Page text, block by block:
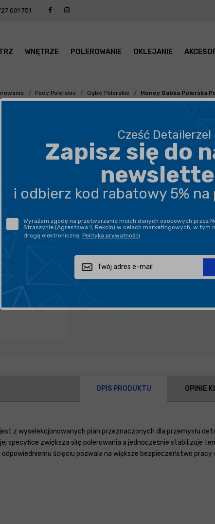
001 751
WNĘTRZE POLEROWANIE OKLEJANIE
Pady Polerskie Gąbki Polerskie Honey Gabka Polerska
BEZPIECZNA WYSYŁKA
DARMOWA DOSTAWA OD 199,90 ZŁ
PROFESJONALNE DORADZTWO
Zapytaj o produkt
OPIS PRODUKTU OPINIE
z wyselekcjonowanych pian przeznaczonych dla przemysłu
specyfice zwiększa siłę polerowania a jednocześnie stabilizuje
ścięciu pozwala na większe bezpieczeństwo
Cześć Detailerze!
Zapisz się do
i odbierz kod rabatowy 5%
Wyrażam zgodę na przetwarzanie moich danych osobowych przez
Straszynie (Agrestowa 1, Rekcin) w celach marketingowych, w tym
drogą elektroniczną. Polityka prywatności